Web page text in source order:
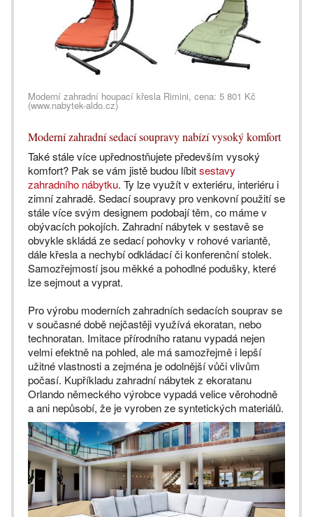
Moderní zahradní houpací křesla Rimini, cena: 5 801 Kč
(www.nabytek-aldo.cz)
Moderní zahradní sedací soupravy nabízí vysoký komfort
Také stále více upřednostňujete především vysoký
komfort? Pak se vám jistě budou líbitsestavy
zahradního nábytku. Ty lze využít v exteriéru, interiéru i
zimní zahradě. Sedací soupravy pro venkovní použití se
stále více svým designem podobají těm, co máme v
obývacích pokojích. Zahradní nábytek v sestavě se
obvykle skládá ze sedací pohovky v rohové variantě,
dále křesla a nechybí odkládací či konferenční stolek.
Samozřejmostí jsou měkké a pohodlné podušky, které
lze sejmout a vyprat.
Pro výrobu moderních zahradních sedacích souprav se
v současné době nejčastěji využívá ekoratan, nebo
technoratan. Imitace přírodního ratanu vypadá nejen
velmi efektně na pohled, ale má samozřejmě i lepší
užitné vlastnosti a zejména je odolnější vůči vlivům
počasí. Kupříkladu zahradní nábytek z ekoratanu
Orlando německého výrobce vypadá velice věrohodně
a ani nepůsobí, že je vyroben ze syntetických materiálů.